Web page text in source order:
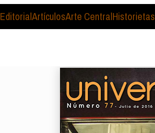
EditorialArtículosArte CentralHistorietas